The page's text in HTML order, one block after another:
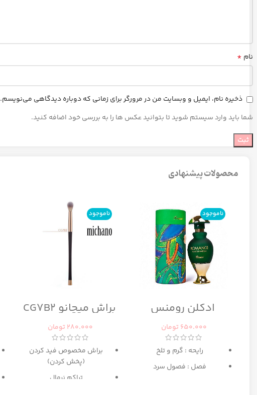
نام *
ذخیره نام، ایمیل و وبسایت من در مرورگر برای زمانی که دوباره دیدگاهی می‌نویسم.
شما باید وارد سیستم شوید تا بتوانید عکس ها را به بررسی خود اضافه کنید.
محصولات پیشنهادی
ناموجود
ادکلن رومنس
رومانس زنانه رصاصی
650.000 تومان
رایحه : گرم و تلخ
فصل : فصول سرد
ناموجود
براش میچانو CG7B2
280.000 تومان
براش مخصوص فید کردن
(پخش کردن)
تراکم نرمال